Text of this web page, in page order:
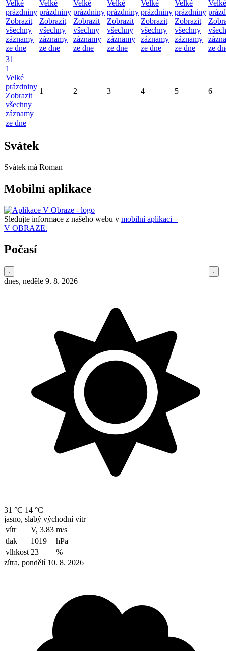
Velké
prázdniny
Zobrazit
všechny
záznamy
ze dne
Velké
prázdniny
Zobrazit
všechny
záznamy
ze dne
Velké
prázdniny
Zobrazit
všechny
záznamy
ze dne
Velké
prázdniny
Zobrazit
všechny
záznamy
ze dne
Velké
prázdniny
Zobrazit
všechny
záznamy
ze dne
Velké
prázdniny
Zobrazit
všechny
záznamy
ze dne
Velké
ze
31
1
Velké
prázdniny
Zobrazit
všechny
záznamy
ze dne
1 2 3 4 5 6
Svátek
Svátek má Roman
Mobilní aplikace
Sledujte informace z našeho webu v mobilní aplikaci –
V OBRAZE.
Počasí
dnes, neděle 9. 8. 2026
31 °C 14 °C
jasno, slabý východní vítr
vítr
V, 3.83 m/s
tlak
1019
hPa
vlhkost 23
%
zítra, pondělí 10. 8. 2026